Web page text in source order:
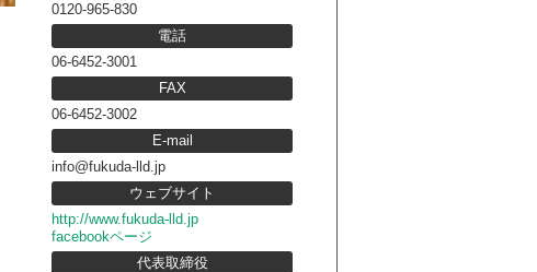
0120-965-830
電話
06-6452-3001
FAX
06-6452-3002
E-mail
info@fukuda-lld.jp
ウェブサイト
http://www.fukuda-lld.jp
facebookページ
代表取締役